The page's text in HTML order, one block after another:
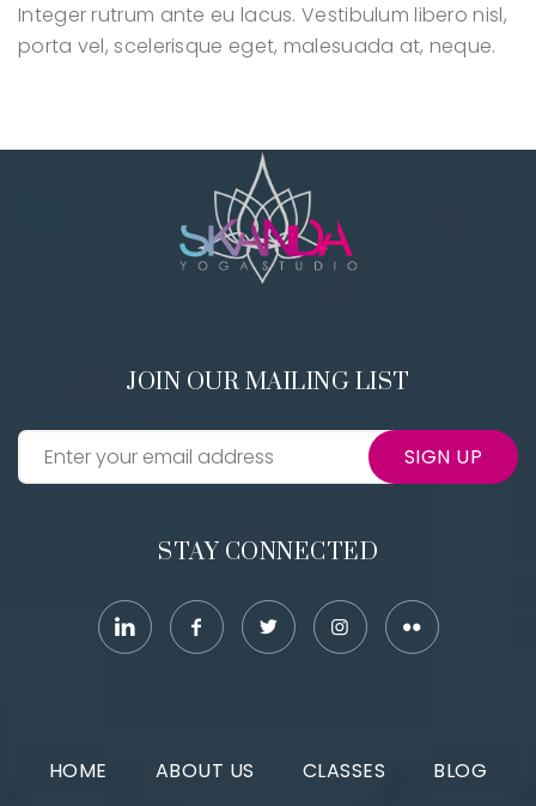
Integer rutrum ante eu lacus. Vestibulum libero nisl,
porta vel, scelerisque eget, malesuada at, neque.
JOIN OUR MAILING LIST
SIGN UP
STAY CONNECTED
HOME ABOUT US CLASSES
BLOG